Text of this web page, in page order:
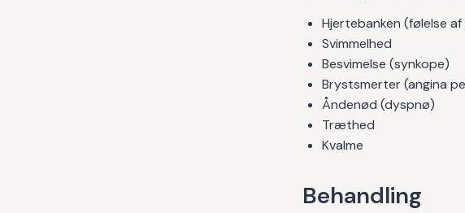
Hjertebanken (følelse
Svimmelhed
Besvimelse (synkope)
Brystsmerter (angina
Åndenød (dyspnø)
Træthed
Kvalme
Behandling